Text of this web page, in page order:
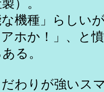
）。
機種」らしい
ホか！」、と
る。
わりが強いス